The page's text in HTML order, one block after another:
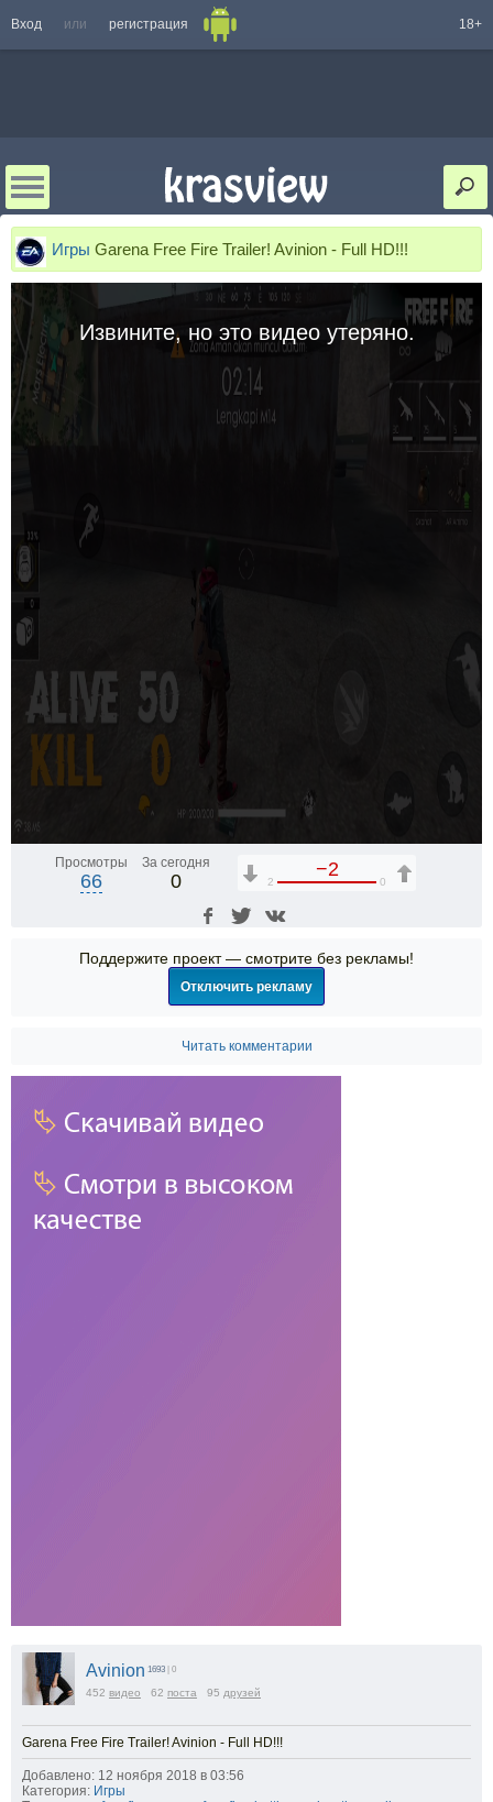
Вход или регистрация 18+
Игры Garena Free Fire Trailer! Avinion - Full HD!!!
Извините, но это видео утеряно.
Просмотры
66
За сегодня
0
−2
2 0
Поддержите проект — смотрите без рекламы!
Отключить рекламу
Читать комментарии
Avinion 1693 | 0
452 видео 62 поста 95 друзей
Garena Free Fire Trailer! Avinion - Full HD!!!
Добавлено: 12 ноября 2018 в 03:56
Категория: Игры